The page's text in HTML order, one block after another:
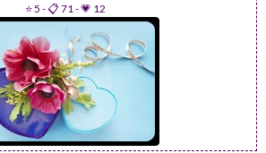
⭐ 5 -📋 71-💗 12